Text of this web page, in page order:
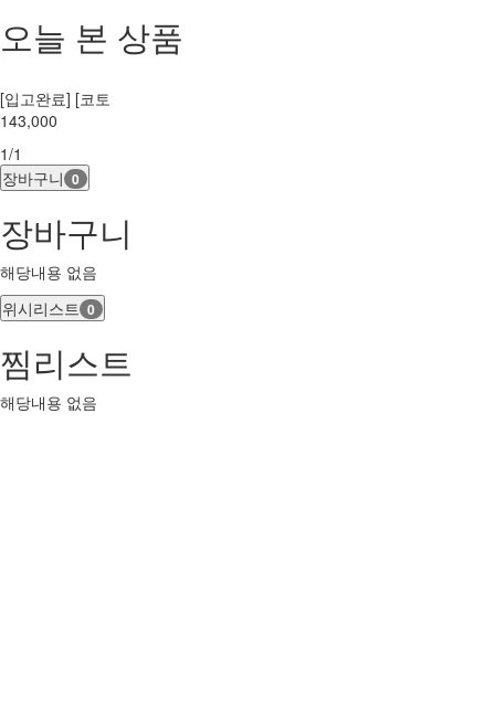
오늘 본 상품
[입고완료] [코토
143,000
1/1
장바구니 0
장바구니
해당내용 없음
위시리스트 0
찜리스트
해당내용 없음